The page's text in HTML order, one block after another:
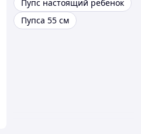
Пупс настоящий ребенок
Пупса 55 см